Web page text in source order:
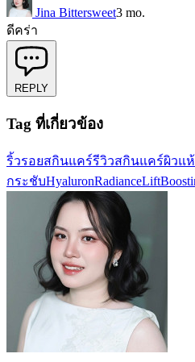
Jina Bittersweet3 mo.
ดีคร่า
REPLY
Tag ที่เกี่ยวข้อง
ริ้วรอยสกินแคร์รีวิวสกินแคร์ผิวแ
กระชับHyaluronRadianceLift